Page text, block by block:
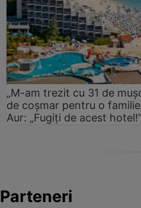
„M-am trezit cu 31 de
de coșmar pentru o
Aur: „Fugiți de acest hotel!”
Parteneri